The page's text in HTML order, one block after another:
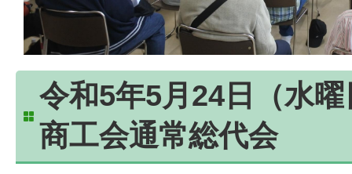
令和5年5月24日（水
商工会通常総代会